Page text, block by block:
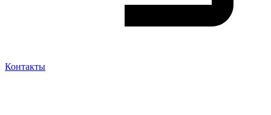
Контакты